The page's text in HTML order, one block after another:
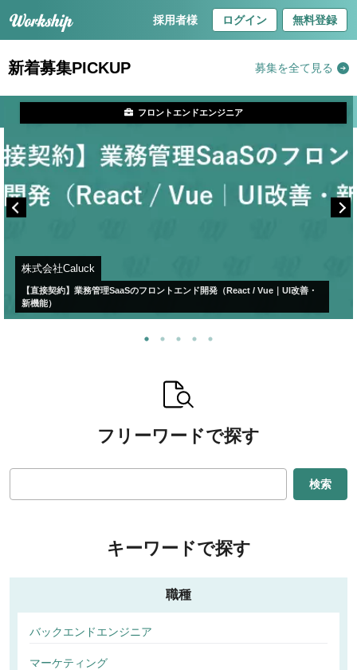
採用者様 ログイン 無料登録
新着募集PICKUP 募集を全て見る
株式会社Caluck
【直接契約】業務管理SaaSのフロントエンド開発（React / Vue｜UI改善・
新機能）
フロントエンドエンジニア
フリーワードで探す
検索
キーワードで探す
職種
バックエンドエンジニア
マーケティング